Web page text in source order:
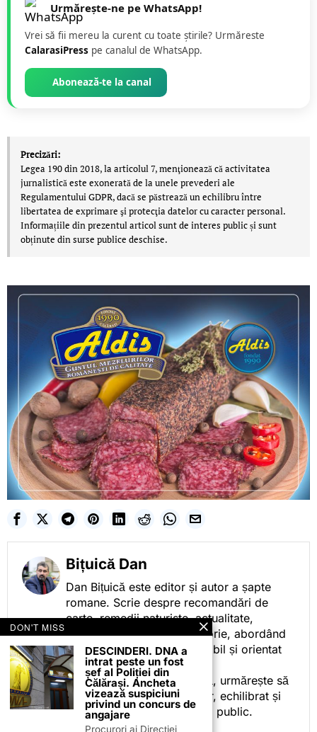
Urmărește-ne pe WhatsApp!
Vrei să fii mereu la curent cu toate știrile? Urmăreste
CalarasiPress pe canalul de WhatsApp.
Abonează-te la canal
Precizări:
Legea 190 din 2018, la articolul 7, menţionează că activitatea
jurnalistică este exonerată de la unele prevederi ale
Regulamentului GDPR, dacă se păstrează un echilibru între
libertatea de exprimare şi protecţia datelor cu caracter personal.
Informațiile din prezentul articol sunt de interes public și sunt
obținute din surse publice deschise.
Bițuică Dan
Dan Bițuică este editor și autor a șapte
romane. Scrie despre recomandări de
carte, remedii naturiste, actualitate,
cotidian politic, sport și istorie, abordând
subiectele într-un stil accesibil și orientat
spre informare.
Prin activitatea sa editorială, urmărește să
ofere cititorilor conținut clar, echilibrat și
relevant, adaptat interesului public.
DON'T MISS
DESCINDERI. DNA a
intrat peste un fost
șef al Poliției din
Călărași. Ancheta
vizează suspiciuni
privind un concurs de
angajare
Procurori ai Direcției